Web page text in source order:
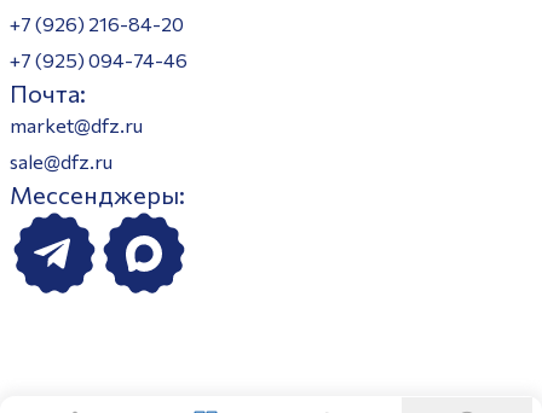
+7 (926) 216-84-20
+7 (925) 094-74-46
Почта:
market@dfz.ru
sale@dfz.ru
Мессенджеры: